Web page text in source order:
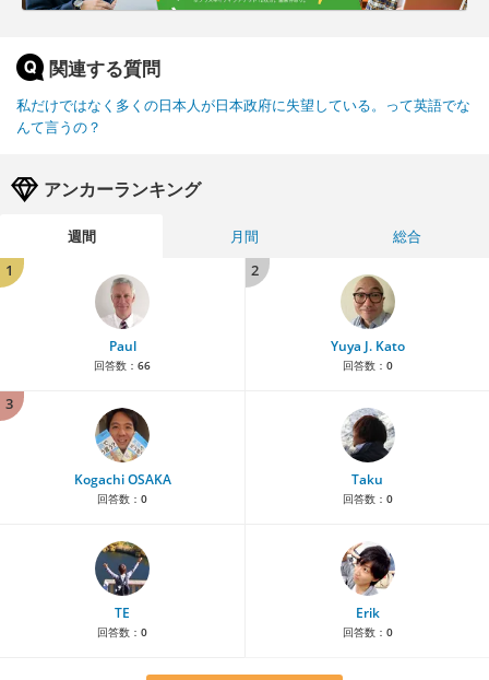
関連する質問
私だけではなく多くの日本人が日本政府に失望している。って英語でな
んて言うの？
アンカーランキング
週間 月間
総合
1
Paul
回答数： 66
2
Yuya J. Kato
回答数： 0
3
Kogachi OSAKA
回答数： 0
Taku
回答数： 0
TE
回答数： 0
Erik
回答数： 0